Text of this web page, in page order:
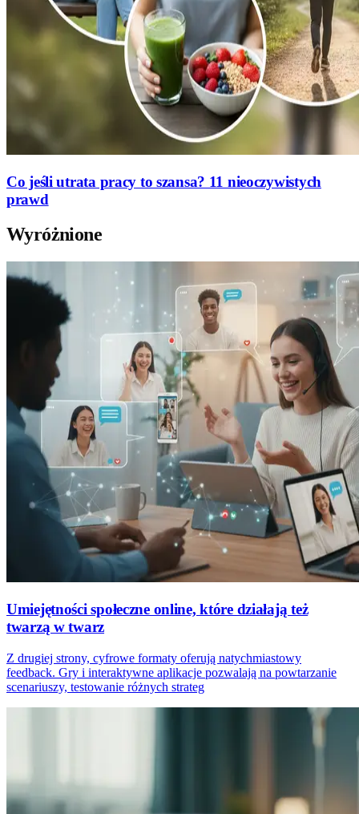
Co jeśli utrata pracy to szansa? 11 nieoczywistych
prawd
Wyróżnione
Umiejętności społeczne online, które działają też
twarzą w twarz
Z drugiej strony, cyfrowe formaty oferują natychmiastowy
feedback. Gry i interaktywne aplikacje pozwalają na powtarzanie
scenariuszy, testowanie różnych strateg